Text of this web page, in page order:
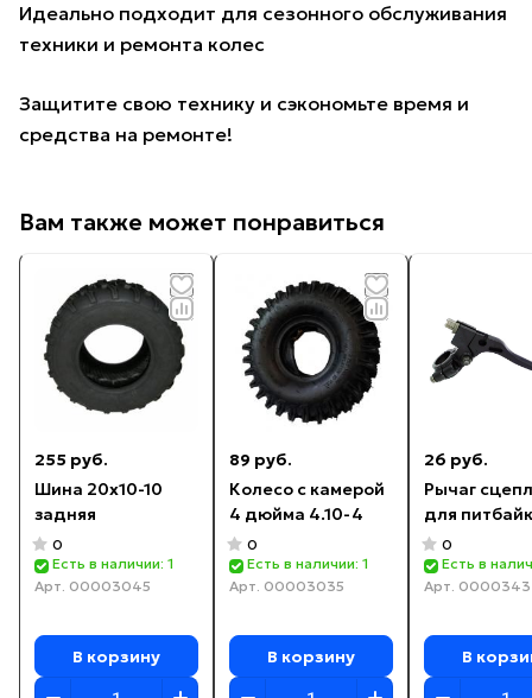
Идеально подходит для сезонного обслуживания
техники и ремонта колес
Защитите свою технику и сэкономьте время и
средства на ремонте!
Вам также может понравиться
255 руб.
Шина 20x10-10
задняя
0
Есть в наличии: 1
Арт. 00003045
В корзину
89 руб.
Колесо с камерой
4 дюйма 4.10-4
0
Есть в наличии: 1
Арт. 00003035
В корзину
26 руб.
Рычаг
для
0
Есть в
Арт.
В